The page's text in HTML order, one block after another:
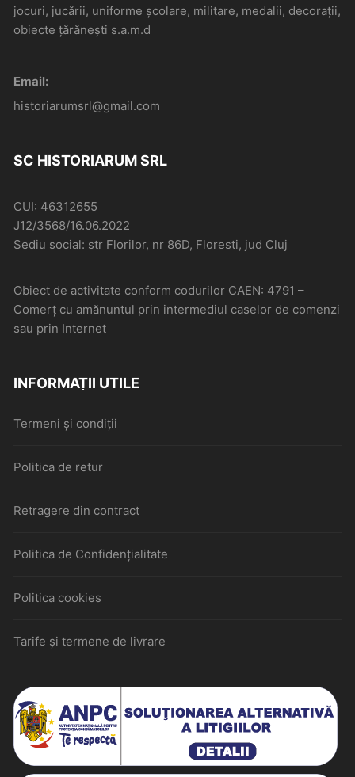
jocuri, jucării, uniforme școlare, militare, medalii, decorații,
obiecte țărănești s.a.m.d
Email:
historiarumsrl@gmail.com
SC HISTORIARUM SRL
CUI: 46312655
J12/3568/16.06.2022
Sediu social: str Florilor, nr 86D, Floresti, jud Cluj
Obiect de activitate conform codurilor CAEN: 4791 –
Comerţ cu amănuntul prin intermediul caselor de comenzi
sau prin Internet
INFORMAȚII UTILE
Termeni și condiții
Politica de retur
Retragere din contract
Politica de Confidențialitate
Politica cookies
Tarife și termene de livrare